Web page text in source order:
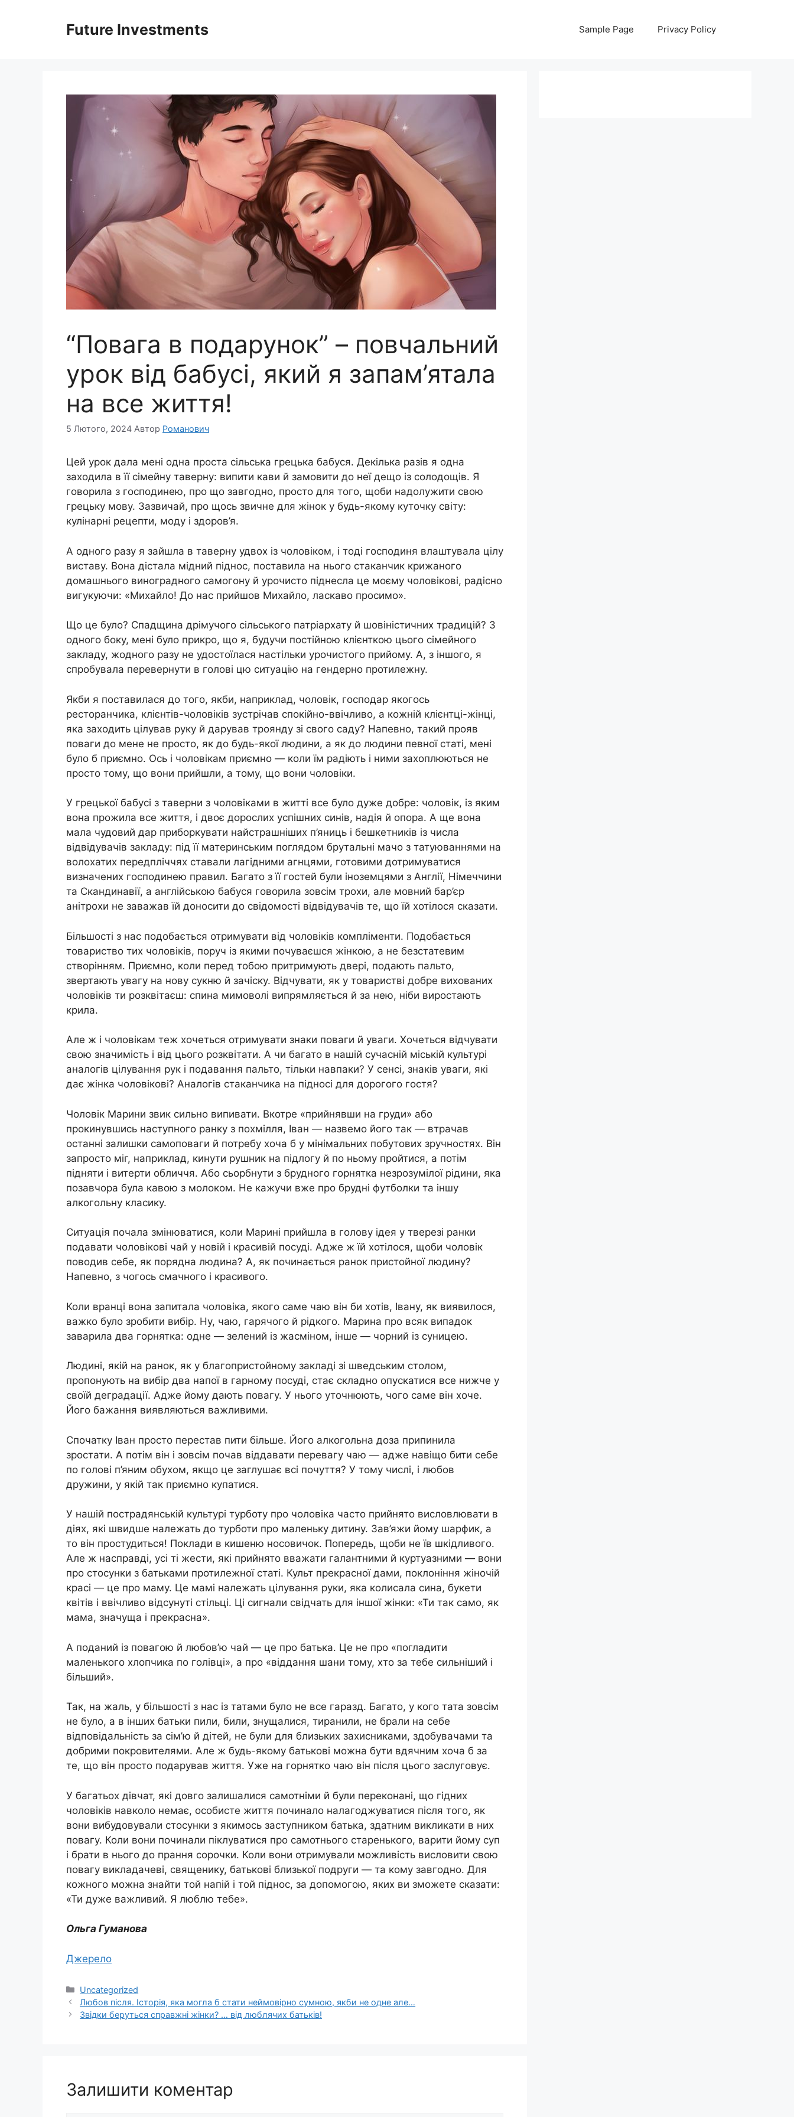
Future Investments Sample Page Privacy Policy
“Повага в подарунок” – повчальний
урок від бабусі, який я запам’ятала
на все життя!
5 Лютого, 2024 Автор Романович
Цей урок дала мені одна проста сільська грецька бабуся. Декілька разів я одна
заходила в її сімейну таверну: випити кави й замовити до неї дещо із солодощів. Я
говорила з господинею, про що завгодно, просто для того, щоби надолужити свою
грецьку мову. Зазвичай, про щось звичне для жінок у будь-якому куточку світу:
кулінарні рецепти, моду і здоров’я.
А одного разу я зайшла в таверну удвох із чоловіком, і тоді господиня влаштувала цілу
виставу. Вона дістала мідний піднос, поставила на нього стаканчик крижаного
домашнього виноградного самогону й урочисто піднесла це моєму чоловікові, радісно
вигукуючи: «Михайло! До нас прийшов Михайло, ласкаво просимо».
Що це було? Спадщина дрімучого сільського патріархату й шовіністичних традицій? З
одного боку, мені було прикро, що я, будучи постійною клієнткою цього сімейного
закладу, жодного разу не удостоїлася настільки урочистого прийому. А, з іншого, я
спробувала перевернути в голові цю ситуацію на гендерно протилежну.
Якби я поставилася до того, якби, наприклад, чоловік, господар якогось
ресторанчика, клієнтів-чоловіків зустрічав спокійно-ввічливо, а кожній клієнтці-жінці,
яка заходить цілував руку й дарував троянду зі свого саду? Напевно, такий прояв
поваги до мене не просто, як до будь-якої людини, а як до людини певної статі, мені
було б приємно. Ось і чоловікам приємно — коли їм радіють і ними захоплюються не
просто тому, що вони прийшли, а тому, що вони чоловіки.
У грецької бабусі з таверни з чоловіками в житті все було дуже добре: чоловік, із яким
вона прожила все життя, і двоє дорослих успішних синів, надія й опора. А ще вона
мала чудовий дар приборкувати найстрашніших п’яниць і бешкетників із числа
відвідувачів закладу: під її материнським поглядом брутальні мачо з татуюваннями на
волохатих передпліччях ставали лагідними агнцями, готовими дотримуватися
визначених господинею правил. Багато з її гостей були іноземцями з Англії, Німеччини
та Скандинавії, а англійською бабуся говорила зовсім трохи, але мовний бар’єр
анітрохи не заважав їй доносити до свідомості відвідувачів те, що їй хотілося сказати.
Більшості з нас подобається отримувати від чоловіків компліменти. Подобається
товариство тих чоловіків, поруч із якими почуваєшся жінкою, а не безстатевим
створінням. Приємно, коли перед тобою притримують двері, подають пальто,
звертають увагу на нову сукню й зачіску. Відчувати, як у товаристві добре вихованих
чоловіків ти розквітаєш: спина мимоволі випрямляється й за нею, ніби виростають
крила.
Але ж і чоловікам теж хочеться отримувати знаки поваги й уваги. Хочеться відчувати
свою значимість і від цього розквітати. А чи багато в нашій сучасній міській культурі
аналогів цілування рук і подавання пальто, тільки навпаки? У сенсі, знаків уваги, які
дає жінка чоловікові? Аналогів стаканчика на підносі для дорогого гостя?
Чоловік Марини звик сильно випивати. Вкотре «прийнявши на груди» або
прокинувшись наступного ранку з похмілля, Іван — назвемо його так — втрачав
останні залишки самоповаги й потребу хоча б у мінімальних побутових зручностях. Він
запросто міг, наприклад, кинути рушник на підлогу й по ньому пройтися, а потім
підняти і витерти обличчя. Або сьорбнути з брудного горнятка незрозумілої рідини, яка
позавчора була кавою з молоком. Не кажучи вже про брудні футболки та іншу
алкогольну класику.
Ситуація почала змінюватися, коли Марині прийшла в голову ідея у тверезі ранки
подавати чоловікові чай у новій і красивій посуді. Адже ж їй хотілося, щоби чоловік
поводив себе, як порядна людина? А, як починається ранок пристойної людину?
Напевно, з чогось смачного і красивого.
Коли вранці вона запитала чоловіка, якого саме чаю він би хотів, Івану, як виявилося,
важко було зробити вибір. Ну, чаю, гарячого й рідкого. Марина про всяк випадок
заварила два горнятка: одне — зелений із жасміном, інше — чорний із суницею.
Людині, якій на ранок, як у благопристойному закладі зі шведським столом,
пропонують на вибір два напої в гарному посуді, стає складно опускатися все нижче у
своїй деградації. Адже йому дають повагу. У нього уточнюють, чого саме він хоче.
Його бажання виявляються важливими.
Спочатку Іван просто перестав пити більше. Його алкогольна доза припинила
зростати. А потім він і зовсім почав віддавати перевагу чаю — адже навіщо бити себе
по голові п’яним обухом, якщо це заглушає всі почуття? У тому числі, і любов
дружини, у якій так приємно купатися.
У нашій пострадянській культурі турботу про чоловіка часто прийнято висловлювати в
діях, які швидше належать до турботи про маленьку дитину. Зав’яжи йому шарфик, а
то він простудиться! Поклади в кишеню носовичок. Попередь, щоби не їв шкідливого.
Але ж насправді, усі ті жести, які прийнято вважати галантними й куртуазними — вони
про стосунки з батьками протилежної статі. Культ прекрасної дами, поклоніння жіночій
красі — це про маму. Це мамі належать цілування руки, яка колисала сина, букети
квітів і ввічливо відсунуті стільці. Ці сигнали свідчать для іншої жінки: «Ти так само, як
мама, значуща і прекрасна».
А поданий із повагою й любов’ю чай — це про батька. Це не про «погладити
маленького хлопчика по голівці», а про «віддання шани тому, хто за тебе сильніший і
більший».
Так, на жаль, у більшості з нас із татами було не все гаразд. Багато, у кого тата зовсім
не було, а в інших батьки пили, били, знущалися, тиранили, не брали на себе
відповідальність за сім’ю й дітей, не були для близьких захисниками, здобувачами та
добрими покровителями. Але ж будь-якому батькові можна бути вдячним хоча б за
те, що він просто подарував життя. Уже на горнятко чаю він після цього заслуговує.
У багатьох дівчат, які довго залишалися самотніми й були переконані, що гідних
чоловіків навколо немає, особисте життя починало налагоджуватися після того, як
вони вибудовували стосунки з якимось заступником батька, здатним викликати в них
повагу. Коли вони починали піклуватися про самотнього старенького, варити йому суп
і брати в нього до прання сорочки. Коли вони отримували можливість висловити свою
повагу викладачеві, священику, батькові близької подруги — та кому завгодно. Для
кожного можна знайти той напій і той піднос, за допомогою, яких ви зможете сказати:
«Ти дуже важливий. Я люблю тебе».
Ольга Гуманова
Джерело
Категорії
Uncategorized
Любов після. Історія, яка могла б стати неймовірно сумною, якби не одне але…
Звідки беруться справжні жінки? … від люблячих батьків!
Залишити коментар